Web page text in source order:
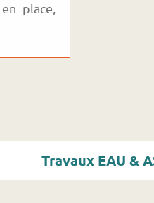
place,
Travaux EAU &